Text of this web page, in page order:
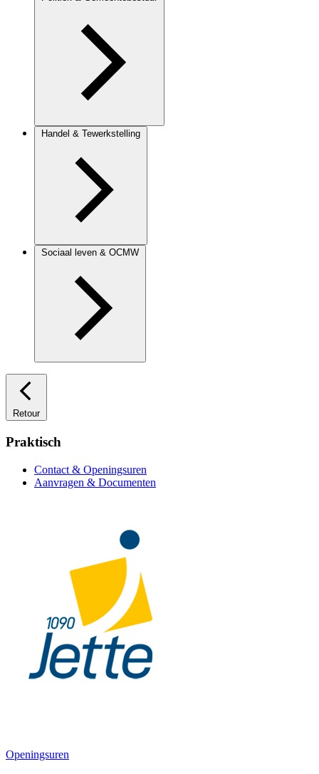
Handel & Tewerkstelling
Sociaal leven & OCMW
Retour
Praktisch
Contact & Openingsuren
Aanvragen & Documenten
Openingsuren